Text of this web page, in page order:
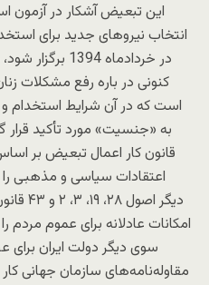
این تبعیض آشکار در آزمون
در خردادماه
کنونی در باره رفع مشکلات
است که در آن شرایط استخدام و
قانون کار اعمال تبعیض بر
اعتقادات سیاسی و مذهبی
دیگر
امکانات عادلانه برای عموم مردم
سوی دیگر دولت ایران برای
مقاوله‌نامه‌های سازمان جهانی